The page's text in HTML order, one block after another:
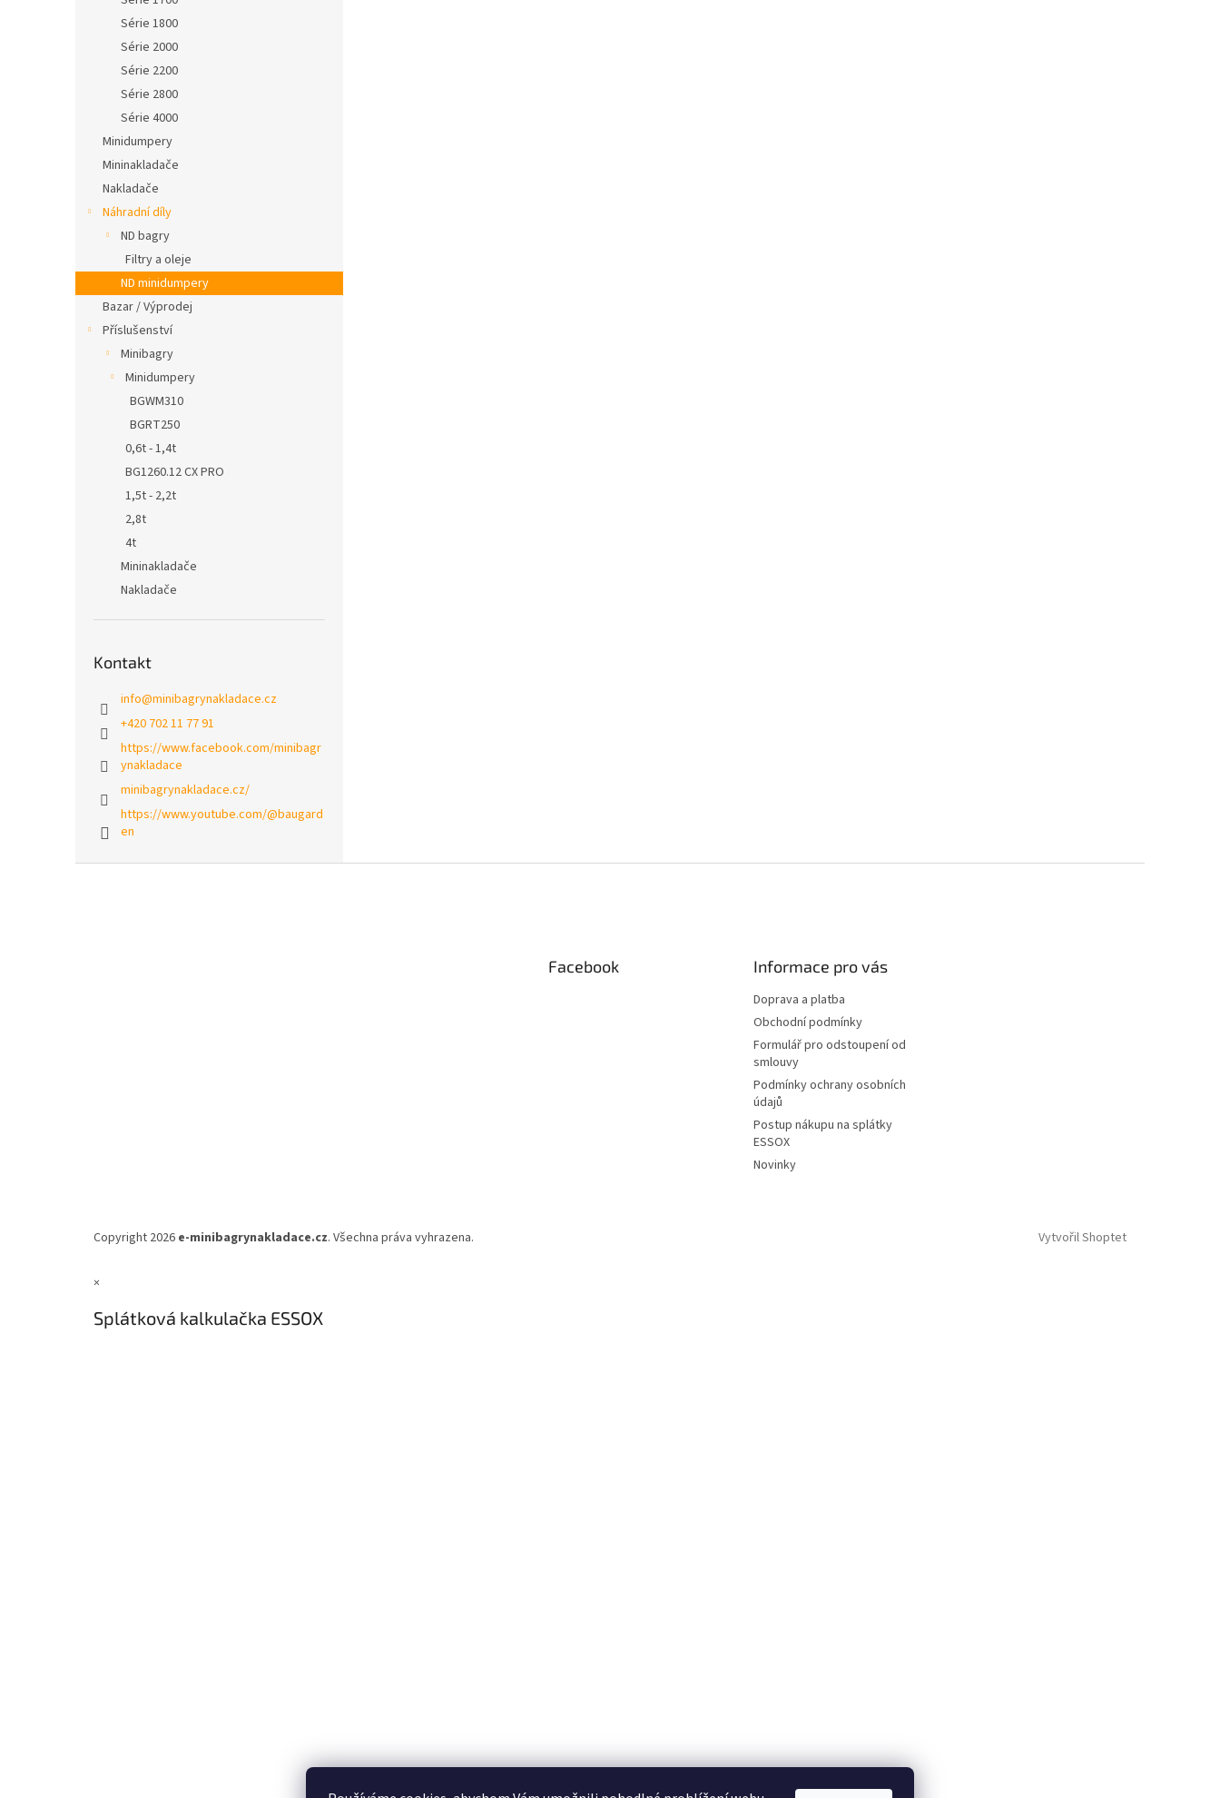
Série 1800
Série 2000
Série 2200
Série 2800
Série 4000
Minidumpery
Mininakladače
Nakladače
Náhradní díly
ND bagry
Filtry a oleje
ND minidumpery
Bazar / Výprodej
Příslušenství
Minibagry
Minidumpery
BGWM310
BGRT250
0,6t - 1,4t
BG1260.12 CX PRO
1,5t - 2,2t
2,8t
4t
Mininakladače
Nakladače
Kontakt
info@minibagrynakladace.cz
+420 702 11 77 91
https://www.facebook.com/minibagr
ynakladace
minibagrynakladace.cz/
https://www.youtube.com/@baugard
en
Facebook Informace pro vás
Doprava a platba
Obchodní podmínky
Formulář pro odstoupení od
smlouvy
Podmínky ochrany osobních
údajů
Postup nákupu na splátky
ESSOX
Novinky
Vytvořil Shoptet
Copyright 2026 e-minibagrynakladace.cz. Všechna práva vyhrazena.
×
Splátková kalkulačka ESSOX